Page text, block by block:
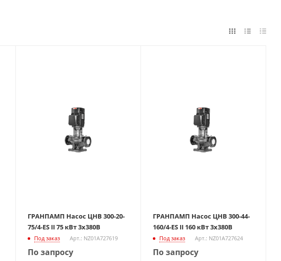
ГРАНПАМП Насос ЦНВ 300-20-
75/4-ES II 75 кВт 3х380В
Под заказ Арт.: NZ01A727619
По запросу
ГРАНПАМП Насос ЦНВ 300-44-
160/4-ES II 160 кВт 3х380В
Под заказ Арт.: NZ01A727624
По запросу